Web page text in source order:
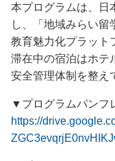
本プログラムは、日
し、「地域みらい留
教育魅力化プラット
滞在中の宿泊はホテ
安全管理体制を整え
▼プログラムパンフ
https://